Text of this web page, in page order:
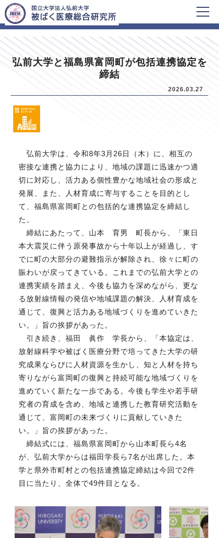
HOME 新着情報
弘前大学と福島県富岡町が包括連携協定を
締結
2026.03.27
弘前大学は、令和8年3月26日（木）に、相互の
密接な連携と協力により、地域の課題に迅速かつ適
切に対応し、活力ある個性豊かな地域社会の形成と
発展、また、人材育成に寄与することを目的とし
て、福島県富岡町との包括的な連携協定を締結し
た。
締結にあたって、山本 育男 町長から、「東日
本大震災に伴う原発事故から十年以上が経過し、す
でに町の大部分の避難指示が解除され、徐々に町の
賑わいが戻ってきている。これまでの弘前大学との
連携実績を踏まえ、今後も協力を深めながら、更な
る放射線情報の発信や地域課題の解決、人材育成を
通じて、復興と活力ある地域づくりを進めていきた
い。」旨の挨拶があった。
引き続き、福田 眞作 学長から、「本協定は、
放射線科学や被ばく医療分野で培ってきた大学の研
究成果ならびに人材資源を生かし、知と人材を持ち
寄りながら富岡町の復興と持続可能な地域づくりを
進めていく新たな一歩である。今後も学生や若手研
究者の育成を含め、地域と連携した教育研究活動を
通じて、富岡町の未来づくりに貢献していきた
い。」旨の挨拶があった。
締結式には、福島県富岡町から山本町長ら4名
が、弘前大学からは福田学長ら7名が出席した。本
学と県外市町村との包括連携協定締結は今回で2件
目に当たり、全体で49件目となる。